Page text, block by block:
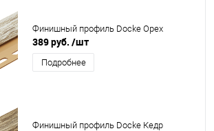
Финишный профиль Docke Орех
389 руб. /шт
Подробнее
Финишный профиль Docke Кедр